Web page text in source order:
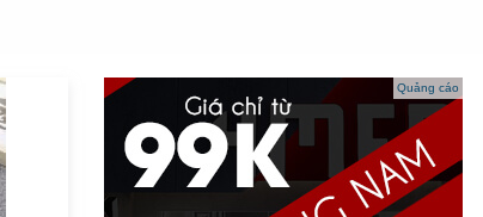
Quảng cáo